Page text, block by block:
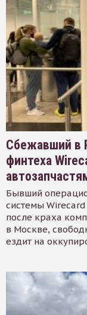
Сбежавший в
финтеха
Бывший
системы
после краха
в Москве,
ездит на